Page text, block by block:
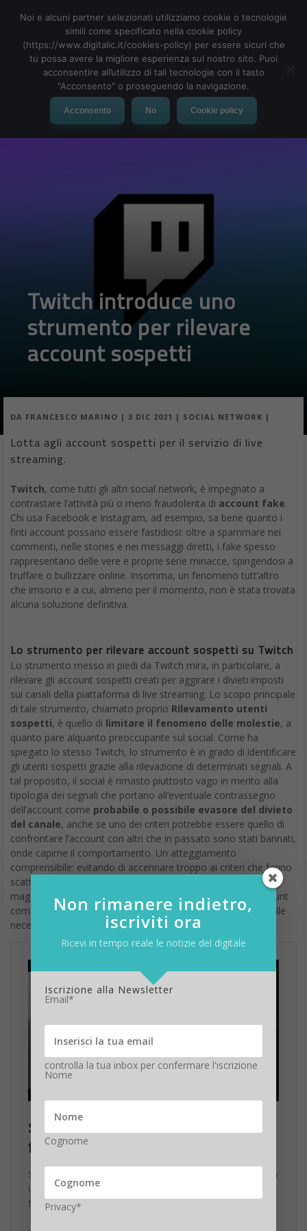
MENU
Twitch introduce uno
strumento per rilevare
account sospetti
DA FRANCESCO MARINO | 3 DIC 2021 | SOCIAL NETWORK |
Lotta agli account sospetti per il servizio di live
streaming.
Twitch, come tutti gli altri social network, è impegnato a
contrastare l’attività più o meno fraudolenta di account fake.
Chi usa Facebook e Instagram, ad esempio, sa bene quanto i
finti account possano essere fastidiosi: oltre a spammare nei
commenti, nelle stories e nei messaggi diretti, i fake spesso
rappresentano delle vere e proprie serie minacce, spingendosi a
truffare o bullizzare online. Insomma, un fenomeno tutt’altro
che irrisorio e a cui, almeno per il momento, non è stata trovata
alcuna soluzione definitiva.
Lo strumento per rilevare account sospetti su Twitch
Lo strumento messo in piedi da Twitch mira, in particolare, a
rilevare gli account sospetti creati per aggirare i divieti imposti
sui canali della piattaforma di live streaming. Lo scopo principale
di tale strumento, chiamato proprio Rilevamento utenti
sospetti, è quello di limitare il fenomeno delle molestie, a
quanto pare alquanto preoccupante sul social. Come ha
spiegato lo stesso Twitch, lo strumento è in grado di identificare
gli utenti sospetti grazie alla rilevazione di determinati segnali. A
tal proposito, il social è rimasto piuttosto vago in merito alla
tipologia dei segnali che portano all’eventuale contrassegno
dell’account come probabile o possibile evasore del divieto
del canale, anche se uno dei criteri potrebbe essere quello di
confrontare l’account con altri che in passato sono stati bannati,
onde capirne il comportamento. Un atteggiamento
comprensibile: evitando di accennare troppo ai criteri che fanno
scattare “l’allarme”, la piattaforma potrebbe contare su una
maggiore efficacia dello strumento. Una volta bollato l’account
come probabile o possibile evasore, Twitch agisce in base alle
necessità.
Non rimanere indietro,
iscriviti ora
Ricevi in tempo reale le notizie del digitale
Iscrizione alla Newsletter
Email*
controlla la tua inbox per confermare l'iscrizione
Nome
Cognome
Privacy*
Noi e alcuni partner selezionati utilizziamo cookie o tecnologie
simili come specificato nella cookie policy
(https://www.digitalic.it/cookies-policy) per essere sicuri che
tu possa avere la migliore esperienza sul nostro sito. Puoi
acconsentire all’utilizzo di tali tecnologie con il tasto
"Acconsento" o proseguendo la navigazione.
Acconsento No Cookie policy